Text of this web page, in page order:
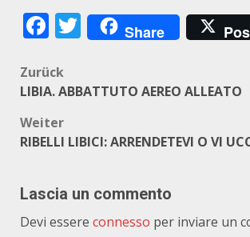
Facebook
Twitter
Share
Beitragsnavigation
Zurück
LIBIA. ABBATTUTO AEREO ALLEATO
Weiter
RIBELLI LIBICI: ARRENDETEVI O VI
Lascia un commento
Devi essere connesso per inviare un